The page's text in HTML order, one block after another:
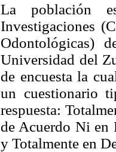
La población
Investigaciones
Odontológicas)
Universidad del
de encuesta la
un cuestionario
respuesta:
de Acuerdo Ni en
y Totalmente en